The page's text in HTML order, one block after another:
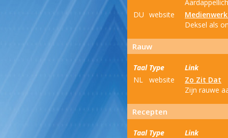
DU website
Deksel als
Rauw
Taal Type
Link
NL
website
Zo Zit Dat
Zijn rauwe
Recepten
Taal Type
Link